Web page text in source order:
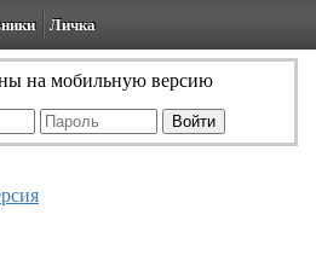
Личка
на мобильную версию